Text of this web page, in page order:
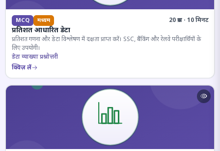
MCQ मध्यम 20 प्रश्न · 10 मिनट
प्रतिशत आधारित डेटा
प्रतिशत गणना और डेटा विश्लेषण में दक्षता प्राप्त करें। SSC, बैंकिंग और रेलवे परीक्षार्थियों के
लिए उपयोगी।
डेटा व्याख्या प्रश्नोत्तरी
क्विज़ लें